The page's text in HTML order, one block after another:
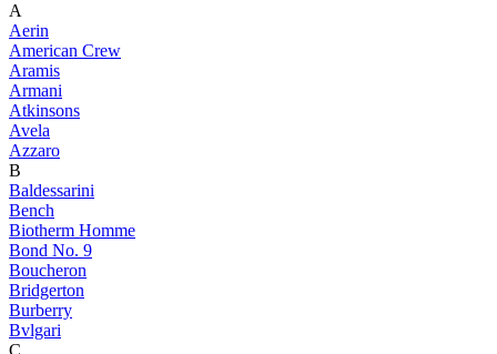
A
Aerin
American Crew
Aramis
Armani
Atkinsons
Avela
Azzaro
B
Baldessarini
Bench
Biotherm Homme
Bond No. 9
Boucheron
Bridgerton
Burberry
Bvlgari
C